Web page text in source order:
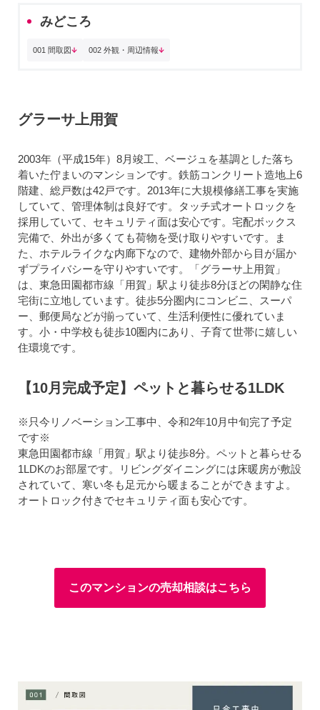
みどころ
001 間取図 002 外観・周辺情報
グラーサ上用賀
2003年（平成15年）8月竣工、ベージュを基調とした落ち
着いた佇まいのマンションです。鉄筋コンクリート造地上6
階建、総戸数は42戸です。2013年に大規模修繕工事を実施
していて、管理体制は良好です。タッチ式オートロックを
採用していて、セキュリティ面は安心です。宅配ボックス
完備で、外出が多くても荷物を受け取りやすいです。ま
た、ホテルライクな内廊下なので、建物外部から目が届か
ずプライバシーを守りやすいです。「グラーサ上用賀」
は、東急田園都市線「用賀」駅より徒歩8分ほどの閑静な住
宅街に立地しています。徒歩5分圏内にコンビニ、スーパ
ー、郵便局などが揃っていて、生活利便性に優れていま
す。小・中学校も徒歩10圏内にあり、子育て世帯に嬉しい
住環境です。
【10月完成予定】ペットと暮らせる1LDK
※只今リノベーション工事中、令和2年10月中旬完了予定
です※
東急田園都市線「用賀」駅より徒歩8分。ペットと暮らせる
1LDKのお部屋です。リビングダイニングには床暖房が敷設
されていて、寒い冬も足元から暖まることができますよ。
オートロック付きでセキュリティ面も安心です。
このマンションの売却相談はこちら